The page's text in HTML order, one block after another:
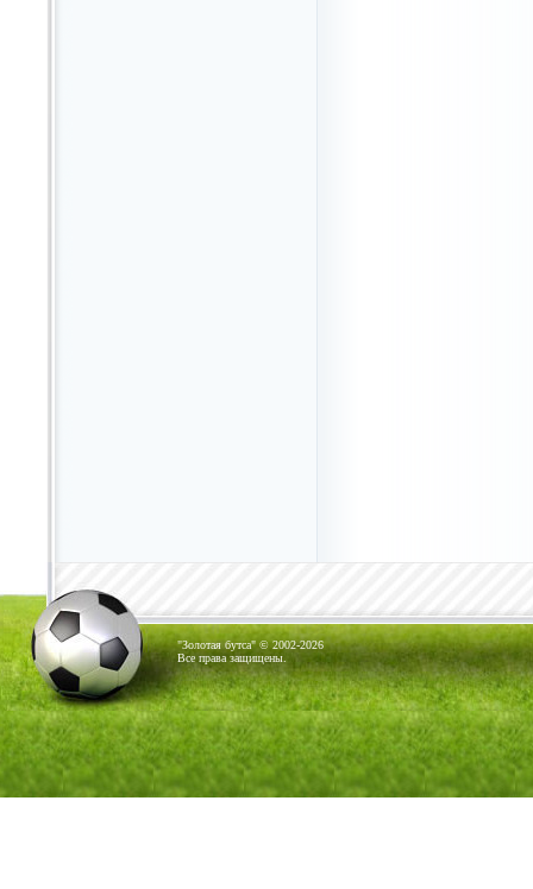
"Золотая бутса" © 2002-2026
Все права защищены.